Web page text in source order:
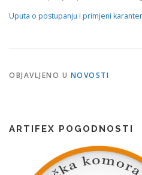
Uputa o postupanju i primjeni
OBJAVLJENO U NOVOSTI
ARTIFEX POGODNOSTI